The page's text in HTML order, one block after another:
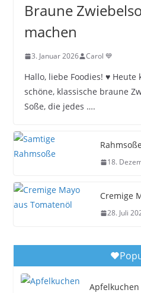
Braune
machen
3. Januar 2026 Carol 💙
Hallo, liebe Foodies! ♥︎
schöne, klassische braune
Soße, die jedes ….
18.
Cremige
28. Juli